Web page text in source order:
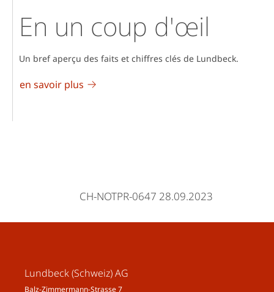
En un coup d'œil
Un bref aperçu des faits et chiffres clés de Lundbeck.
en savoir plus
CH-NOTPR-0647 28.09.2023
Lundbeck (Schweiz) AG
Balz-Zimmermann-Strasse 7